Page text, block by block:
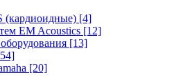
(кардиоидные) [4]
EM Acoustics [12]
[13]
[20]